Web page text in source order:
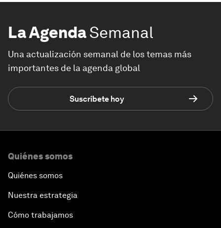
La AgendaSemanal
Una actualización semanal de los temas más
importantes de la agenda global
Suscríbete hoy
Quiénes somos
Quiénes somos
Nuestra estrategia
Cómo trabajamos